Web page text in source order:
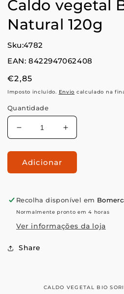
Caldo vegetal
Natural 120g
Sku:4782
EAN: 8422947062408
Preço
normal
€2,85
Imposto incluído. Envio calculado na
Quantidade
Diminuir
a
quantidade
de
Caldo
Soria
Natural
120g
Aumentar
a
quantidade
Caldo
Soria
Natural
120g
Adicionar
Recolha disponível em
Normalmente pronto em 4 horas
Ver informações da loja
Share
CALDO VEGETAL BIO